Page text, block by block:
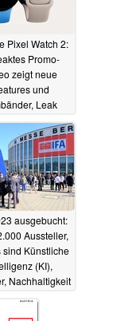
Pixel Watch 2:
Promo-
zeigt neue
und
Leak
25.09.2023
ausgebucht:
Aussteller,
sind Künstliche
(KI),
Nachhaltigkeit